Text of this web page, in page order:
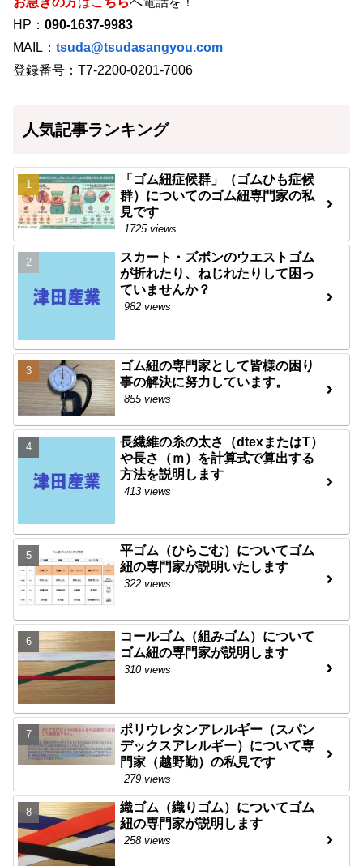
HP： 090-1637-9983
MAIL： tsuda@tsudasangyou.com
登録番号：T7-2200-0201-7006
人気記事ランキング
「ゴム紐症候群」（ゴムひも症候
群）についてのゴム紐専門家の私
見です
1725 views
スカート・ズボンのウエストゴム
が折れたり、ねじれたりして困っ
ていませんか？
982 views
ゴム紐の専門家として皆様の困り
事の解決に努力しています。
855 views
長繊維の糸の太さ（dtexまたはT）
や長さ（ｍ）を計算式で算出する
方法を説明します
413 views
平ゴム（ひらごむ）についてゴム
紐の専門家が説明いたします
322 views
コールゴム（組みゴム）について
ゴム紐の専門家が説明します
310 views
ポリウレタンアレルギー（スパン
デックスアレルギー）について専
門家（越野勤）の私見です
279 views
織ゴム（織りゴム）についてゴム
紐の専門家が説明します
258 views